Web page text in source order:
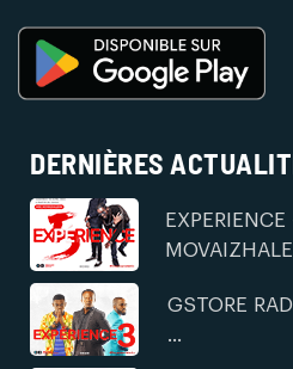
DERNIÈRES
GSTORE
...